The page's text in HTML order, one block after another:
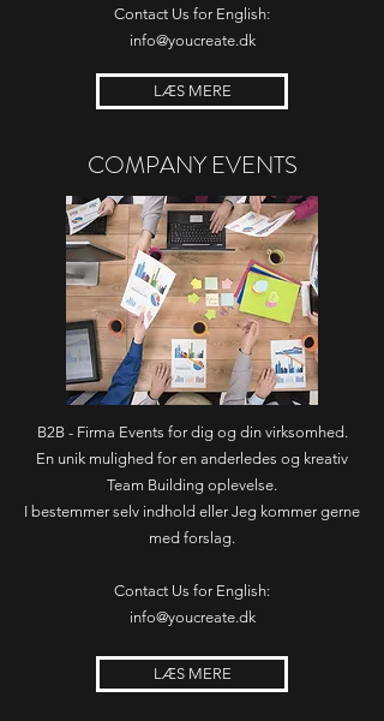
Contact Us for English:
info@youcreate.dk
LÆS MERE
COMPANY EVENTS
B2B - Firma Events for dig og din virksomhed.
En unik mulighed for en anderledes og kreativ
Team Building oplevelse.
I bestemmer selv indhold eller Jeg kommer gerne
med forslag.
Contact Us for English:
info@youcreate.dk
LÆS MERE